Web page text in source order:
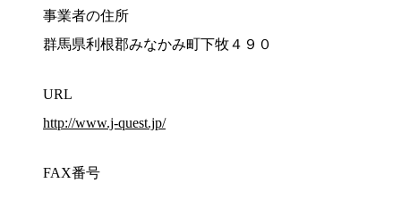
事業者の住所
群馬県利根郡みなかみ町下牧４９０
URL
http://www.j-quest.jp/
FAX番号